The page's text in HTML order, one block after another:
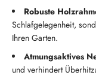
Robuste
Schlafgelegenheit,
Ihren Garten.
Atmungsaktives
und verhindert